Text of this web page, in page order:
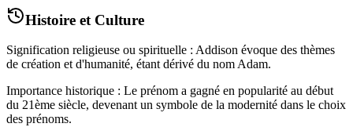
Histoire et Culture
Signification religieuse ou spirituelle : Addison évoque des thèmes
de création et d'humanité, étant dérivé du nom Adam.
Importance historique : Le prénom a gagné en popularité au début
du 21ème siècle, devenant un symbole de la modernité dans le choix
des prénoms.